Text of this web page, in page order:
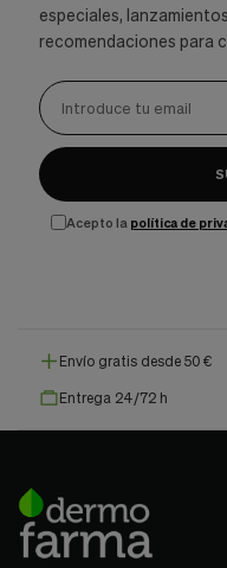
especiales,
recomendaciones para
Acepto la política de
Envío gratis desde 50 €
Entrega 24/72 h